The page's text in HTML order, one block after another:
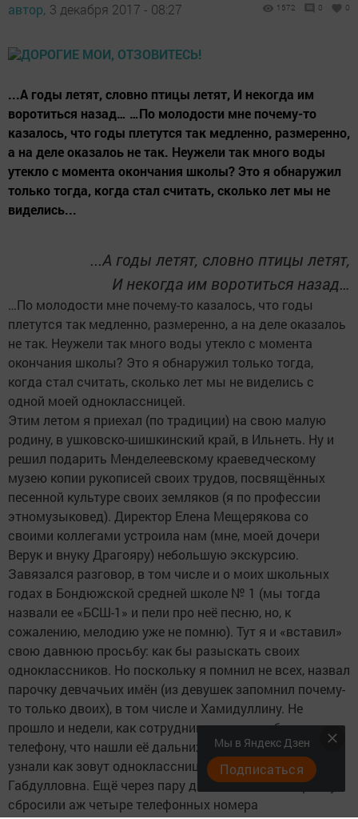
автор, 3 декабря 2017 - 08:27 1572 0 0
...А годы летят, словно птицы летят, И некогда им
воротиться назад… …По молодости мне почему-то
казалось, что годы плетутся так медленно, размеренно,
а на деле оказалоь не так. Неужели так много воды
утекло с момента окончания школы? Это я обнаружил
только тогда, когда стал считать, сколько лет мы не
виделись...
...А годы летят, словно птицы летят,
И некогда им воротиться назад…
…По молодости мне почему-то казалось, что годы
плетутся так медленно, размеренно, а на деле оказалоь
не так. Неужели так много воды утекло с момента
окончания школы? Это я обнаружил только тогда,
когда стал считать, сколько лет мы не виделись с
одной моей одноклассницей.
Этим летом я приехал (по традиции) на свою малую
родину, в ушковско-шишкинский край, в Ильнеть. Ну и
решил подарить Менделеевскому краеведческому
музею копии рукописей своих трудов, посвящённых
песенной культуре своих земляков (я по профессии
этномузыковед). Директор Елена Мещерякова со
своими коллегами устроила нам (мне, моей дочери
Верук и внуку Драгояру) небольшую экскурсию.
Завязался разговор, в том числе и о моих школьных
годах в Бондюжской средней школе № 1 (мы тогда
назвали ее «БСШ-1» и пели про неё песню, но, к
сожалению, мелодию уже не помню). Тут я и «вставил»
свою давнюю просьбу: как бы разыскать своих
одноклассников. Но поскольку я помнил не всех, назвал
парочку девчачьих имён (из девушек запомнил почему-
то только двоих), в том числе и Хамидуллину. Не
прошло и недели, как сотрудники музея сообщили по
телефону, что нашли её дальних родственников и
узнали как зовут одноклассницу - Ахметова Разина
Габдулловна. Ещё через пару дней на мою электронку
сбросили аж четыре телефонных номера
Мы в Яндекс Дзен
Подписаться